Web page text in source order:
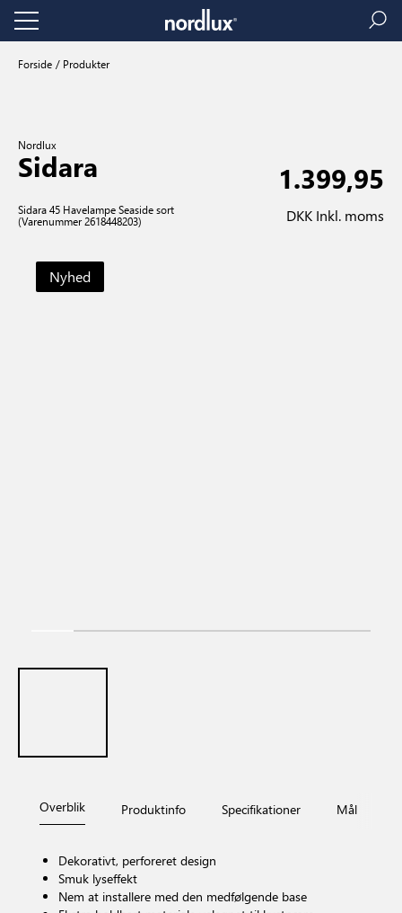
Forside Produkter
Nordlux
Sidara
Sidara 45 Havelampe Seaside sort
(Varenummer 2618448203)
1.399,95
DKK Inkl. moms
Nyhed
Overblik Produktinfo Specifikationer Mål
Dekorativt, perforeret design
Smuk lyseffekt
Nem at installere med den medfølgende base